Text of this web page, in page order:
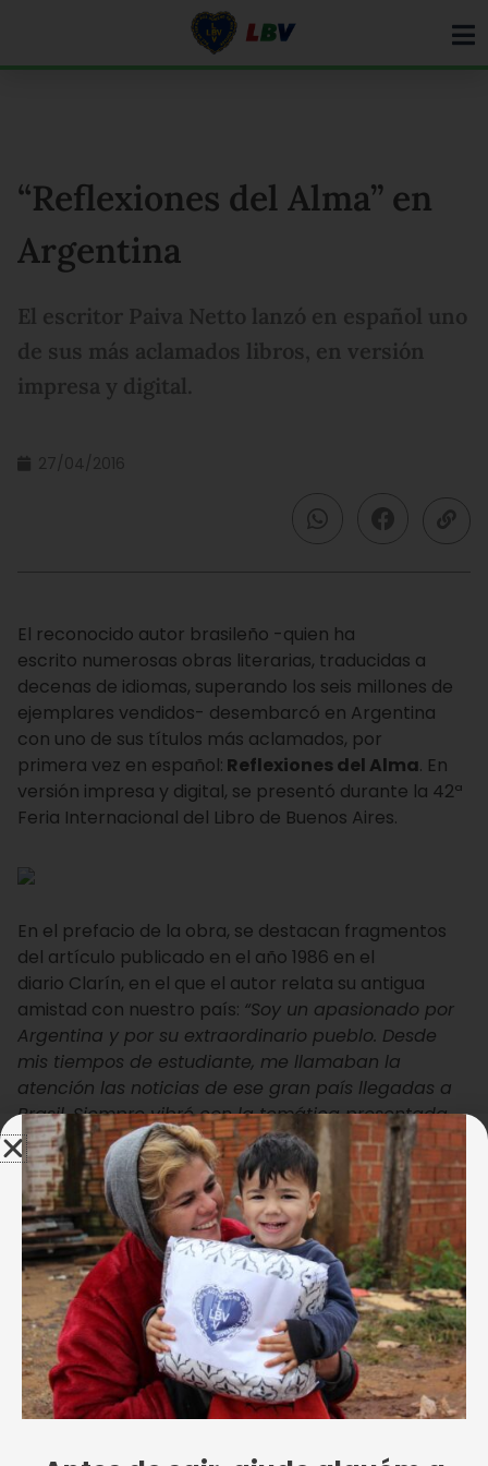
“Reflexiones del Alma” en
Argentina
El escritor Paiva Netto lanzó en español uno
de sus más aclamados libros, en versión
impresa y digital.
27/04/2016
El reconocido autor brasileño -quien ha
escrito numerosas obras literarias, traducidas a
decenas de idiomas, superando los seis millones de
ejemplares vendidos- desembarcó en Argentina
con uno de sus títulos más aclamados, por
primera vez en español: Reflexiones del Alma. En
versión impresa y digital, se presentó durante la 42ª
Feria Internacional del Libro de Buenos Aires.
En el prefacio de la obra, se destacan fragmentos
del artículo publicado en el año 1986 en el
diario Clarín, en el que el autor relata su antigua
amistad con nuestro país: “Soy un apasionado por
Argentina y por su extraordinario pueblo. Desde
mis tiempos de estudiante, me llamaban la
atención las noticias de ese gran país llegadas a
Brasil. Siempre vibré con la temática presentada
por el ilustre Sáenz Peña (1851-1914): ‘Todo nos une,
nada nos separa’. Lo curioso es que pasé buena
parte de mi juventud en un barrio de Rio de
Janeiro, la Tijuca, cuya plaza principal tiene su
nombre, como un modo de honrar la figura
eminente de este político argentino amigo de
Brasil. Fue por esto que, con mucha alegría,
compuse Argentina, Sinfonía en forma de Poema,
que dediqué a esta gran nación. Fue una forma
que encontré de agradecer a todos los hermanos
argentinos por haber sido su país el primero en el
1985, a la Legión de la Buena Voluntad, que nació